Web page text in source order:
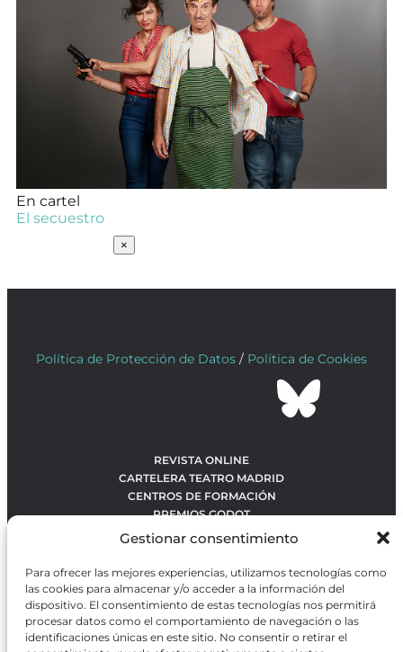
Gestionar consentimiento
Para ofrecer las mejores experiencias, utilizamos tecnologías como
las cookies para almacenar y/o acceder a la información del
dispositivo. El consentimiento de estas tecnologías nos permitirá
procesar datos como el comportamiento de navegación o las
identificaciones únicas en este sitio. No consentir o retirar el
En cartel
El secuestro
×
Política de Protección de Datos / Política de Cookies
REVISTA ONLINE
CARTELERA TEATRO MADRID
CENTROS DE FORMACIÓN
PREMIOS GODOT
CONTACTO
OBRAS MÁS VOTADAS
RANKING MEJORES OBRAS
BÚSQUEDA AVANZADA DE OBRAS